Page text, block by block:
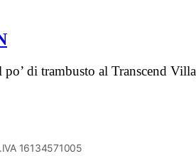
po’ di trambusto al Transcend
16134571005